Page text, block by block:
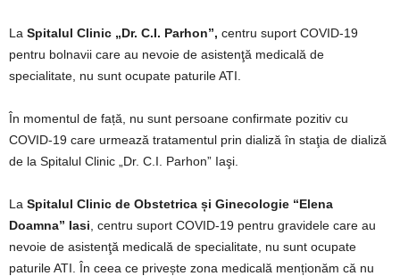
La Spitalul Clinic „Dr. C.I. Parhon”, centru suport COVID-19
pentru bolnavii care au nevoie de asistenţă medicală de
specialitate, nu sunt ocupate paturile ATI.
În momentul de față, nu sunt persoane confirmate pozitiv cu
COVID-19 care urmează tratamentul prin dializă în staţia de dializă
de la Spitalul Clinic „Dr. C.I. Parhon” Iaşi.
La Spitalul Clinic de Obstetrica și Ginecologie “Elena
Doamna” Iasi , centru suport COVID-19 pentru gravidele care au
nevoie de asistenţă medicală de specialitate, nu sunt ocupate
paturile ATI. În ceea ce privește zona medicală menționăm că nu